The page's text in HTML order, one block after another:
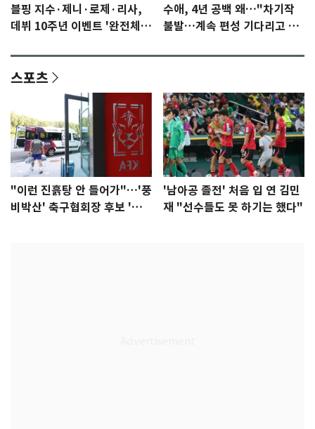
블핑 지수·제니·로제·리사,
데뷔 10주년 이벤트 '완전체'
수애, 4년 공백 왜…"차기작
불발…계속 편성 기다리고 있
스포츠
"이런 진흙탕 안 들어가"…'풍
비박산' 축구협회장 후보 '실
'남아공 졸전' 처음 입 연 김민
재 "선수들도 못 하기는 했다"